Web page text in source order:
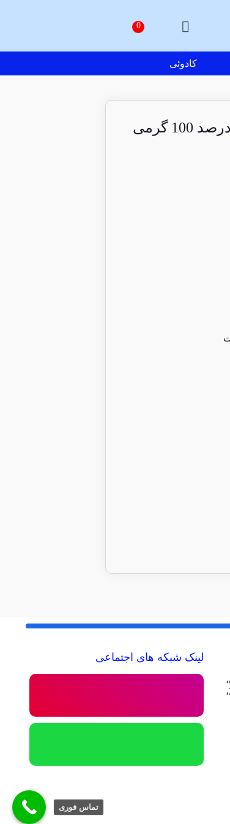
کادوئی
مجتمع تجاری تفریحی امیر، طبقه منفی 2،
لینک شبکه های اجتماعی
تماس فوری